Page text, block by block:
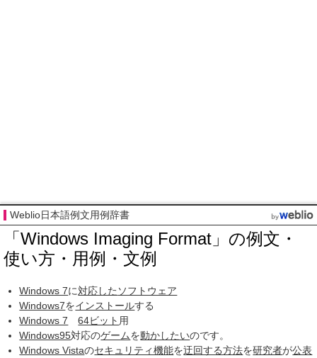
Weblio日本語例文用例辞書
「Windows Imaging Format」の例文・
使い方・用例・文例
Windows 7に対応した ソフトウェア
Windows7をインストールする
Windows 7
64ビット 用
Windows95対応のゲームを動かしたいのです。
Windows Vistaのセキュリティ機能を迂回する方法を研究者が公表